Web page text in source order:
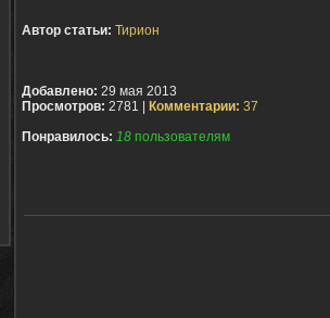
Автор статьи: Тирион
Добавлено: 29 мая 2013
Просмотров: 2781 | Комментарии: 37
Понравилось: 18 пользователям